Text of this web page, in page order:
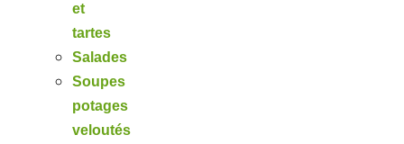
et
tartes
Salades
Soupes
potages
veloutés